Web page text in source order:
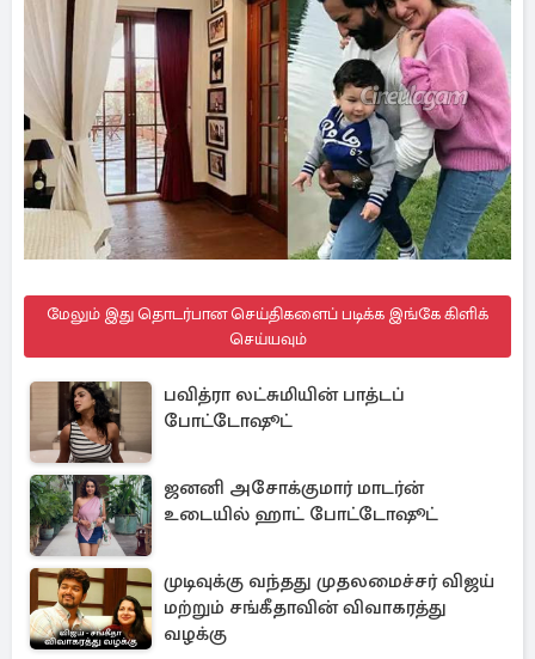
மேலும் இது தொடர்பான செய்திகளைப் படிக்க இங்கே கிளிக்
செய்யவும்
பவித்ரா லட்சுமியின் பாத்டப்
போட்டோஷூட்
ஜனனி அசோக்குமார் மாடர்ன்
உடையில் ஹாட் போட்டோஷூட்
முடிவுக்கு வந்தது முதலமைச்சர் விஜய்
மற்றும் சங்கீதாவின் விவாகரத்து
வழக்கு